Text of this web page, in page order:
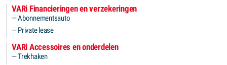
VARi Financieringen en verzekeringen
Abonnementsauto
Private lease
VARi Accessoires en onderdelen
Trekhaken